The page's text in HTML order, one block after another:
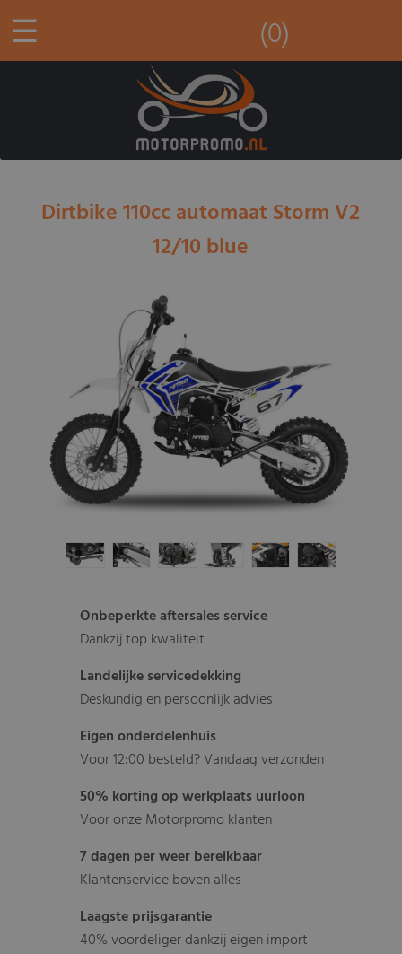
☰ (0)
Dirtbike 110cc automaat Storm V2
12/10 blue
Onbeperkte aftersales service
Dankzij top kwaliteit
Landelijke servicedekking
Deskundig en persoonlijk advies
Eigen onderdelenhuis
Voor 12:00 besteld? Vandaag verzonden
50% korting op werkplaats uurloon
Voor onze Motorpromo klanten
7 dagen per weer bereikbaar
Klantenservice boven alles
Laagste prijsgarantie
40% voordeliger dankzij eigen import